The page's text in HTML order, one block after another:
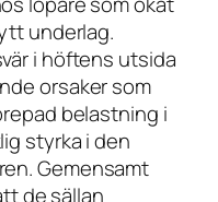
underlag.
i höftens utsida
orsaker som
belastning i
styrka i den
Gemensamt
de sällan